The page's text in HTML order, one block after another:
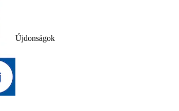
Újdonságok